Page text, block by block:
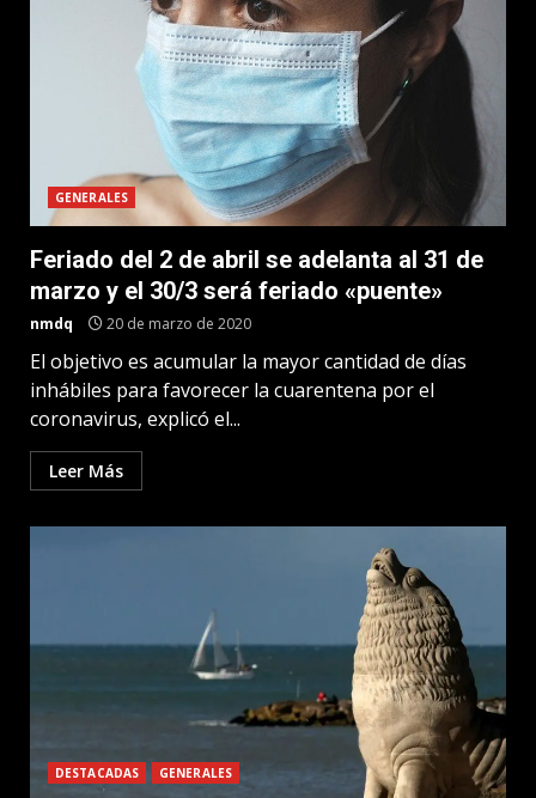
GENERALES
Feriado del 2 de abril se adelanta al 31 de
marzo y el 30/3 será feriado «puente»
nmdq 20 de marzo de 2020
El objetivo es acumular la mayor cantidad de días
inhábiles para favorecer la cuarentena por el
coronavirus, explicó el...
Leer Más
DESTACADAS GENERALES